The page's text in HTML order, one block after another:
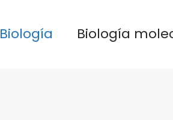
Biología Biología